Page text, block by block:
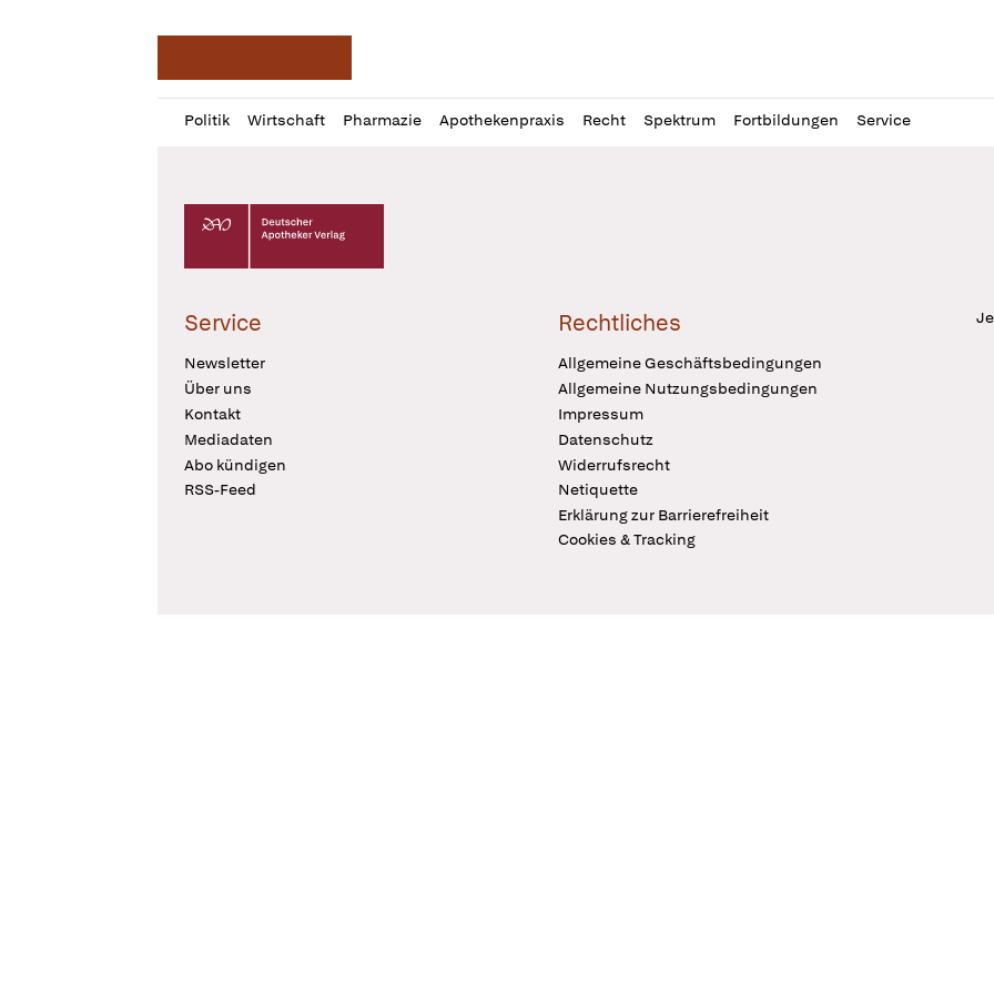
Politik Wirtschaft Pharmazie Apothekenpraxis Recht Spektrum Fortbildungen Service
Profil
öffnen
Daz
Pur
Deutscher Apotheker Verlag Logo
Service
Newsletter
Über uns
Kontakt
Mediadaten
Abo kündigen
RSS-Feed
Rechtliches
Allgemeine Geschäftsbedingungen
Allgemeine Nutzungsbedingungen
Impressum
Datenschutz
Widerrufsrecht
Netiquette
Erklärung zur Barrierefreiheit
Cookies & Tracking